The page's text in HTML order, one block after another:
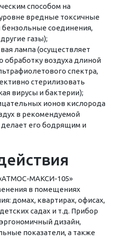
способом на
вредные токсичные
соединения,
газы);
лампа (осуществляет
обработку воздуха длиной
спектра,
стерилизовать
вирусы и бактерии);
ионов кислорода
в рекомендуемой
его бодрящим и
МАКСИ-105»
в помещениях
домах, квартирах, офисах,
садах и т.д. Прибор
дизайн,
показатели, а также